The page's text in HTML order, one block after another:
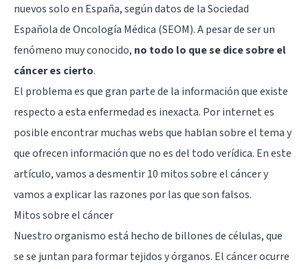
nuevos solo en España, según datos de la Sociedad
Española de Oncología Médica (SEOM). A pesar de ser un
fenómeno muy conocido, no todo lo que se dice sobre el
cáncer es cierto.
El problema es que gran parte de la información que existe
respecto a esta enfermedad es inexacta. Por internet es
posible encontrar muchas webs que hablan sobre el tema y
que ofrecen información que no es del todo verídica. En este
artículo, vamos a desmentir 10 mitos sobre el cáncer y
vamos a explicar las razones por las que son falsos.
Mitos sobre el cáncer
Nuestro organismo está hecho de billones de células, que
se se juntan para formar tejidos y órganos. El cáncer ocurre